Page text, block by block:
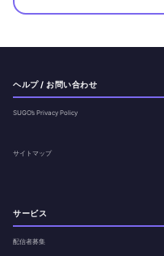
ヘルプ / お問い合わせ
SUGO’s Privacy Policy
サイトマップ
サービス
配信者募集